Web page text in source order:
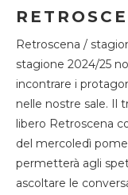
Retroscena /
stagione 2024/25
incontrare i
nelle nostre sale. Il
libero Retroscena
del mercoledì
permetterà agli
ascoltare le